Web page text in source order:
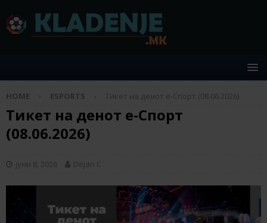
HOME ESPORTS Тикет на денот е-Спорт (08.06.2026)
Тикет на денот е-Спорт
(08.06.2026)
јуни 8, 2026 Dejan C